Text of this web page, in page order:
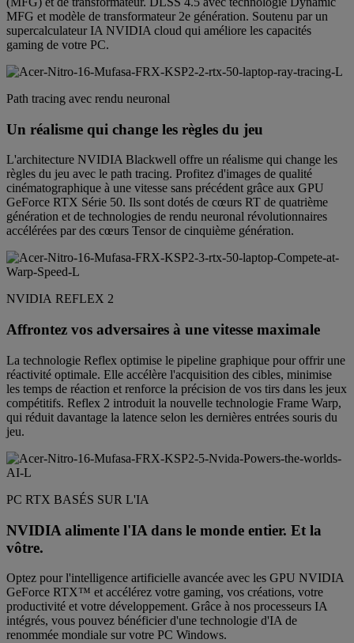
MFG et modèle de transformateur 2e génération. Soutenu par un
supercalculateur IA NVIDIA cloud qui améliore les capacités
gaming de votre PC.
Path tracing avec rendu neuronal
Un réalisme qui change les règles du jeu
L'architecture NVIDIA Blackwell offre un réalisme qui change les
règles du jeu avec le path tracing. Profitez d'images de qualité
cinématographique à une vitesse sans précédent grâce aux GPU
GeForce RTX Série 50. Ils sont dotés de cœurs RT de quatrième
génération et de technologies de rendu neuronal révolutionnaires
accélérées par des cœurs Tensor de cinquième génération.
NVIDIA REFLEX 2
Affrontez vos adversaires à une vitesse maximale
La technologie Reflex optimise le pipeline graphique pour offrir une
réactivité optimale. Elle accélère l'acquisition des cibles, minimise
les temps de réaction et renforce la précision de vos tirs dans les jeux
compétitifs. Reflex 2 introduit la nouvelle technologie Frame Warp,
qui réduit davantage la latence selon les dernières entrées souris du
jeu.
PC RTX BASÉS SUR L'IA
NVIDIA alimente l'IA dans le monde entier. Et la
vôtre.
Optez pour l'intelligence artificielle avancée avec les GPU NVIDIA
GeForce RTX™ et accélérez votre gaming, vos créations, votre
productivité et votre développement. Grâce à nos processeurs IA
intégrés, vous pouvez bénéficier d'une technologie d'IA de
renommée mondiale sur votre PC Windows.